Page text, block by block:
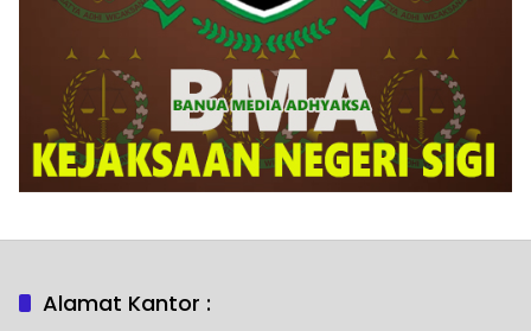
Alamat Kantor :